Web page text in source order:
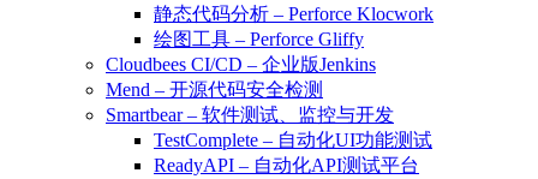
静态代码分析 – Perforce Klocwork
绘图工具 – Perforce Gliffy
Cloudbees CI/CD – 企业版Jenkins
Mend – 开源代码安全检测
Smartbear – 软件测试、监控与开发
TestComplete – 自动化UI功能测试
ReadyAPI – 自动化API测试平台